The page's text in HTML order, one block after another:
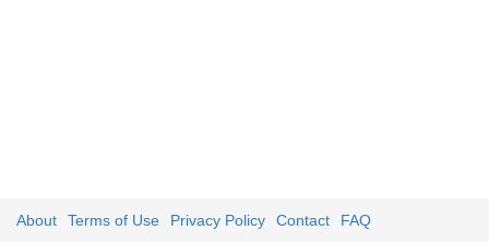
About Terms of Use Privacy Policy Contact FAQ